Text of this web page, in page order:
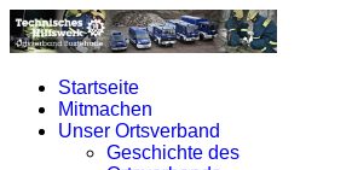
Startseite
Mitmachen
Unser Ortsverband
Geschichte des